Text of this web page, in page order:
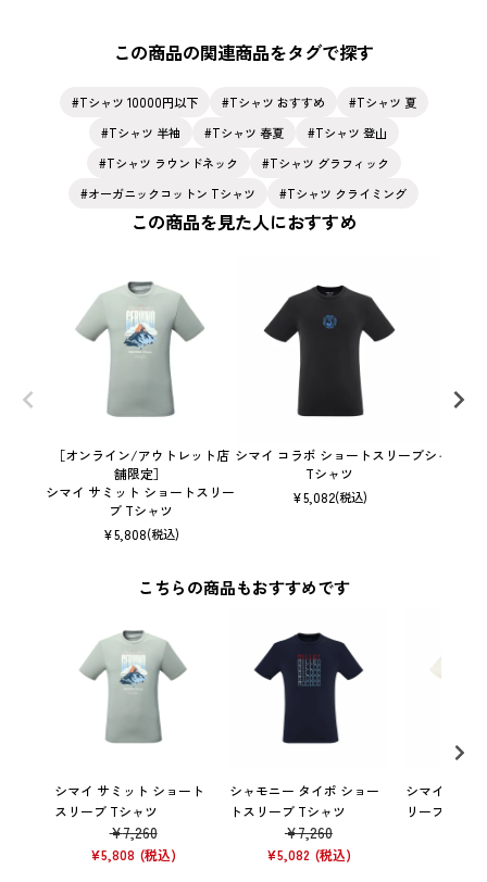
この商品の関連商品をタグで探す
Tシャツ 10000円以下 Tシャツ おすすめ
Tシャツ 夏
Tシャツ 半袖
Tシャツ 春夏
Tシャツ 登山
Tシャツ ラウンドネック
Tシャツ グラフィック
オーガニックコットン Tシャツ
Tシャツ クライミング
この商品を見た人におすすめ
［オンライン/アウトレット店
舗限定］
シマイ サミット ショートスリー
ブ Tシャツ
¥5,808(税込)
シマイ コラボ ショートスリーブ
Tシャツ
¥5,082(税込)
シャモニ
こちらの商品もおすすめです
シマイ サミット ショート
スリーブ Tシャツ
¥7,260
¥5,808
シャモニー タイポ ショー
トスリーブ Tシャツ
¥7,260
¥5,082
シマイ コラ
リーブ Tシャ